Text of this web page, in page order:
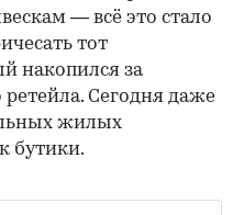
— всё это стало
тот
накопился за
Сегодня даже
жилых
бутики.